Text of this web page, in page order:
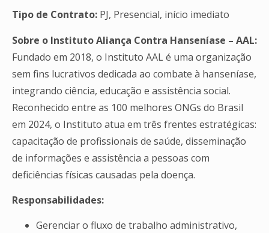
Tipo de Contrato: PJ, Presencial, início imediato
Sobre o Instituto Aliança Contra Hanseníase – AAL:
Fundado em 2018, o Instituto AAL é uma organização
sem fins lucrativos dedicada ao combate à hanseníase,
integrando ciência, educação e assistência social.
Reconhecido entre as 100 melhores ONGs do Brasil
em 2024, o Instituto atua em três frentes estratégicas:
capacitação de profissionais de saúde, disseminação
de informações e assistência a pessoas com
deficiências físicas causadas pela doença.
Responsabilidades:
Gerenciar o fluxo de trabalho administrativo,